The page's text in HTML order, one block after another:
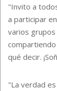
"Invito a
a participar
varios grupos
qué decir.
"La verdad